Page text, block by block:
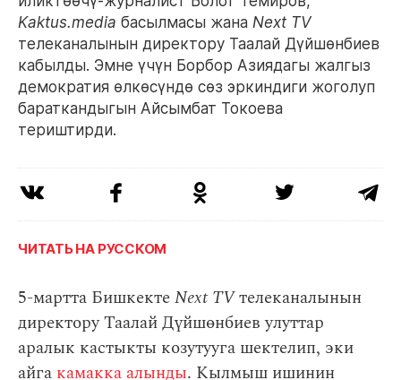
Kaktus.media басылмасы жана Next TV
телеканалынын директору Таалай Дүйшөнбиев
кабылды. Эмне үчүн Борбор Азиядагы жалгыз
демократия өлкөсүндө сөз эркиндиги жоголуп
бараткандыгын Айсымбат Токоева
териштирди.
ЧИТАТЬ НА РУССКОМ
5-мартта БишкектеNext TVтелеканалынын
директору Таалай Дүйшөнбиев улуттар
аралык кастыкты козутууга шектелип, эки
айга камакка алынды. Кылмыш ишинин